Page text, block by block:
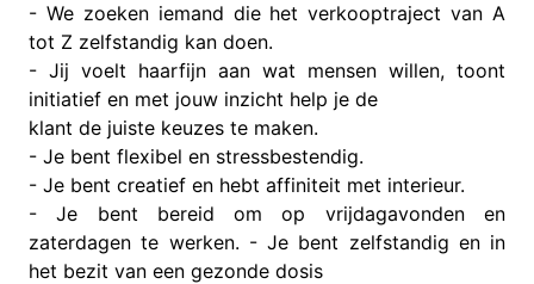
- We zoeken iemand die het verkooptraject van A
tot Z zelfstandig kan doen.
- Jij voelt haarfijn aan wat mensen willen, toont
initiatief en met jouw inzicht help je de
klant de juiste keuzes te maken.
- Je bent flexibel en stressbestendig.
- Je bent creatief en hebt affiniteit met interieur.
- Je bent bereid om op vrijdagavonden en
zaterdagen te werken. - Je bent zelfstandig en in
het bezit van een gezonde dosis